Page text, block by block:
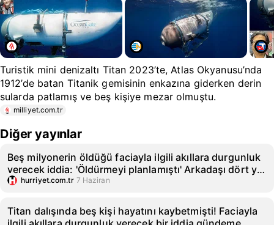
Turistik mini denizaltı Titan 2023’te, Atlas Okyanusu’nda
1912’de batan Titanik gemisinin enkazına giderken derin
sularda patlamış ve beş kişiye mezar olmuştu.
milliyet.com.tr
Diğer yayınlar
Beş milyonerin öldüğü faciayla ilgili akıllara durgunluk
verecek iddia: 'Öldürmeyi planlamıştı' Arkadaşı dört yıl
önce adeta yalvarmış!
hurriyet.com.tr 7 Haziran
Titan dalışında beş kişi hayatını kaybetmişti! Faciayla